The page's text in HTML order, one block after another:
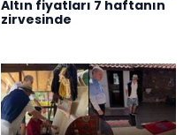
Altın fiyatları 7 haftanın
zirvesinde